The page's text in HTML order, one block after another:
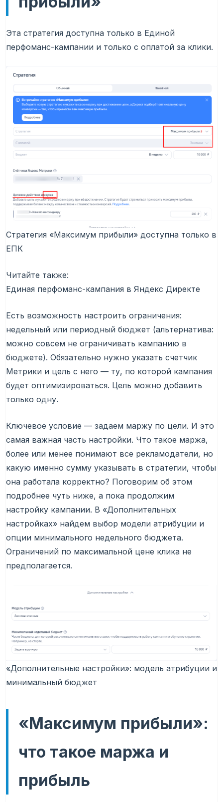
Эта стратегия доступна только в Единой
перфоманс-кампании и только с оплатой за клики.
Стратегия «Максимум прибыли» доступна только в
ЕПК
Читайте также:
Единая перфоманс-кампания в Яндекс Директе
Есть возможность настроить ограничения:
недельный или периодный бюджет (альтернатива:
можно совсем не ограничивать кампанию в
бюджете). Обязательно нужно указать счетчик
Метрики и цель с него — ту, по которой кампания
будет оптимизироваться. Цель можно добавить
только одну.
Ключевое условие — задаем маржу по цели. И это
самая важная часть настройки. Что такое маржа,
более или менее понимают все рекламодатели, но
какую именно сумму указывать в стратегии, чтобы
она работала корректно? Поговорим об этом
подробнее чуть ниже, а пока продолжим
настройку кампании. В «Дополнительных
настройках» найдем выбор модели атрибуции и
опции минимального недельного бюджета.
Ограничений по максимальной цене клика не
предполагается.
«Дополнительные настройки»: модель атрибуции и
минимальный бюджет
«Максимум прибыли»:
что такое маржа и
прибыль